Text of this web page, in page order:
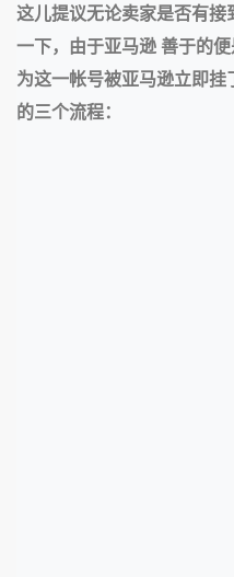
这儿提议无论卖家是否有
一下，由于亚马逊 善于的
为这一帐号被亚马逊立即挂
的三个流程：